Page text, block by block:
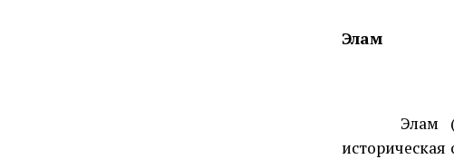
Элам
Элам
историческая